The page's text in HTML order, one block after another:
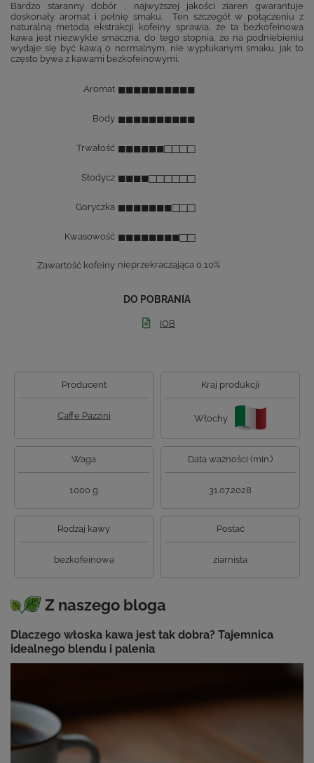
Bardzo staranny dobór , najwyższej jakości ziaren gwarantuje
doskonały aromat i pełnię smaku. Ten szczegół w połączeniu z
naturalną metodą ekstrakcji kofeiny sprawia, że ​​ta bezkofeinowa
kawa jest niezwykle smaczna, do tego stopnia, że na ​​podniebieniu
wydaje się być kawą o normalnym, nie wypłukanym smaku, jak to
często bywa z kawami bezkofeinowymi.
Aromat ■■■■■■■■■■
Body ■■■■■■■■■■
Trwałość ■■■■■■□□□□
Słodycz ■■■■□□□□□□
Goryczka ■■■■■■■□□□
Kwasowość ■■■■■■■■□□
Zawartość kofeiny nieprzekraczająca 0,10%
DO POBRANIA
IOB
Producent
Caffe Pazzini
Kraj produkcji
Włochy
Waga
1000 g
Data ważności (min.)
31.07.2028
Rodzaj kawy
bezkofeinowa
Postać
ziarnista
Z naszego bloga
Dlaczego włoska kawa jest tak dobra? Tajemnica
idealnego blendu i palenia